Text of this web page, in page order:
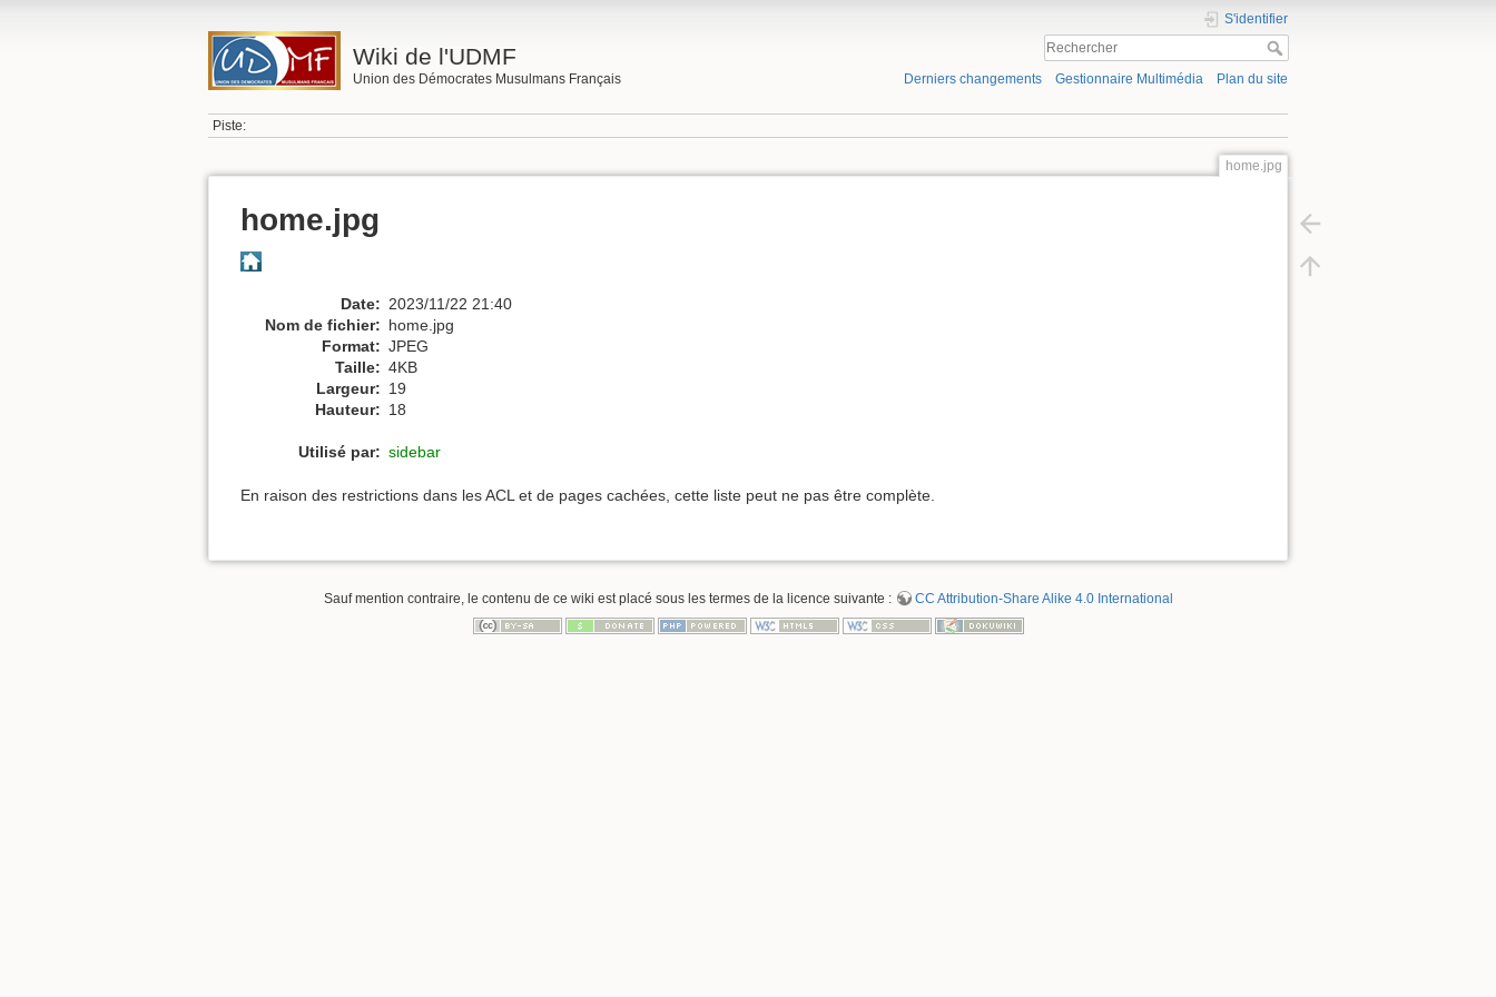
Wiki de l'UDMF
Union des Démocrates Musulmans Français
S'identifier
Derniers changements Gestionnaire Multimédia Plan du site
Piste:
home.jpg
home.jpg
Date: 2023/11/22 21:40
Nom de fichier: home.jpg
Format: JPEG
Taille: 4KB
Largeur: 19
Hauteur: 18
Utilisé par: sidebar
En raison des restrictions dans les ACL et de pages cachées, cette liste peut ne pas être complète.
Sauf mention contraire, le contenu de ce wiki est placé sous les termes de la licence suivante : CC Attribution-Share Alike 4.0 International